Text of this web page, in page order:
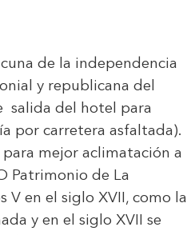
de la independencia
y republicana del
salida del hotel para
por carretera asfaltada).
mejor aclimatación a
Patrimonio de La
V en el siglo XVII, como la
y en el siglo XVII se